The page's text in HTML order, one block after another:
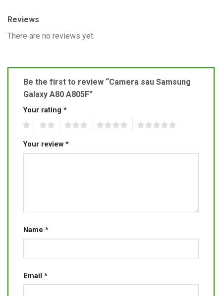
Reviews
There are no reviews yet.
Be the first to review “Camera sau Samsung
Galaxy A80 A805F”
Your rating *
Your review *
Name *
Email *